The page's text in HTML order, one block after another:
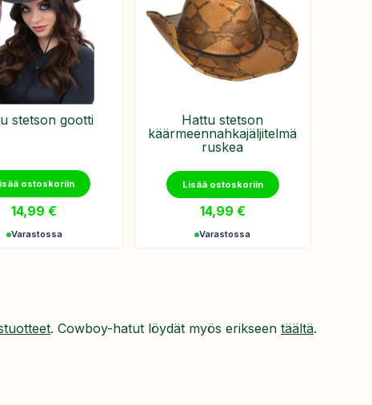
stetson gootti
ostoskoriin
14,99€
Varastossa
Hattu stetson
käärmeennahkajäljitelmä
ruskea
Lisää ostoskoriin
14,99 €
Varastossa
. Cowboy-hatut löydät myös erikseen täältä.